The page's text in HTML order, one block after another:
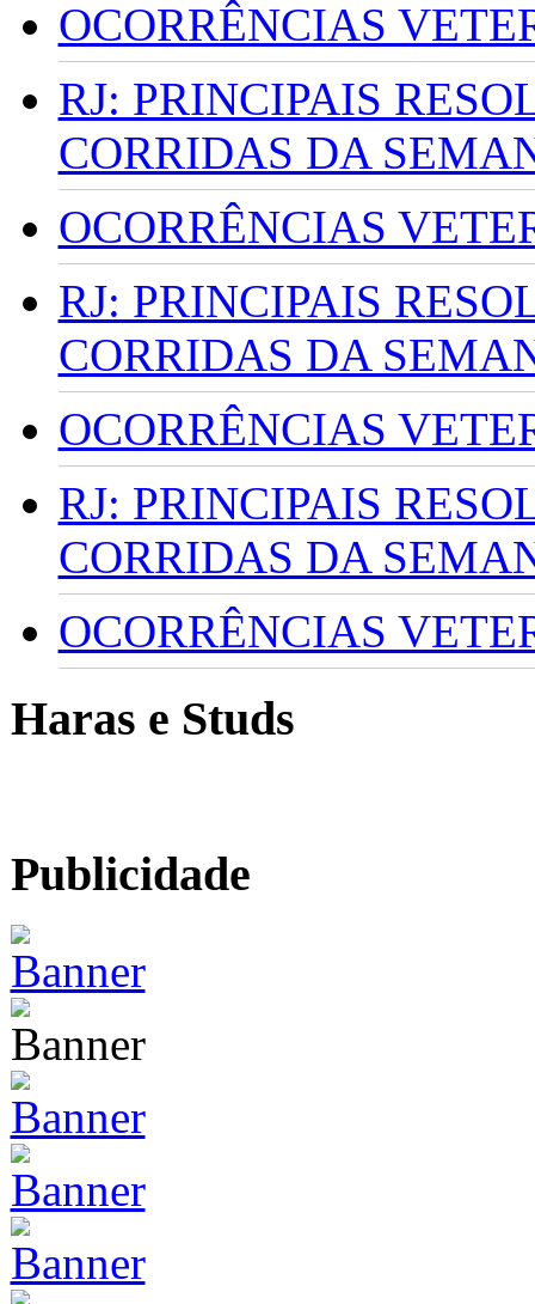
OCORRÊNCIAS
RJ: PRINCIPAIS
CORRIDAS DA
OCORRÊNCIAS
RJ: PRINCIPAIS
CORRIDAS DA
OCORRÊNCIAS
RJ: PRINCIPAIS
CORRIDAS DA
OCORRÊNCIAS
Haras e Studs
Publicidade